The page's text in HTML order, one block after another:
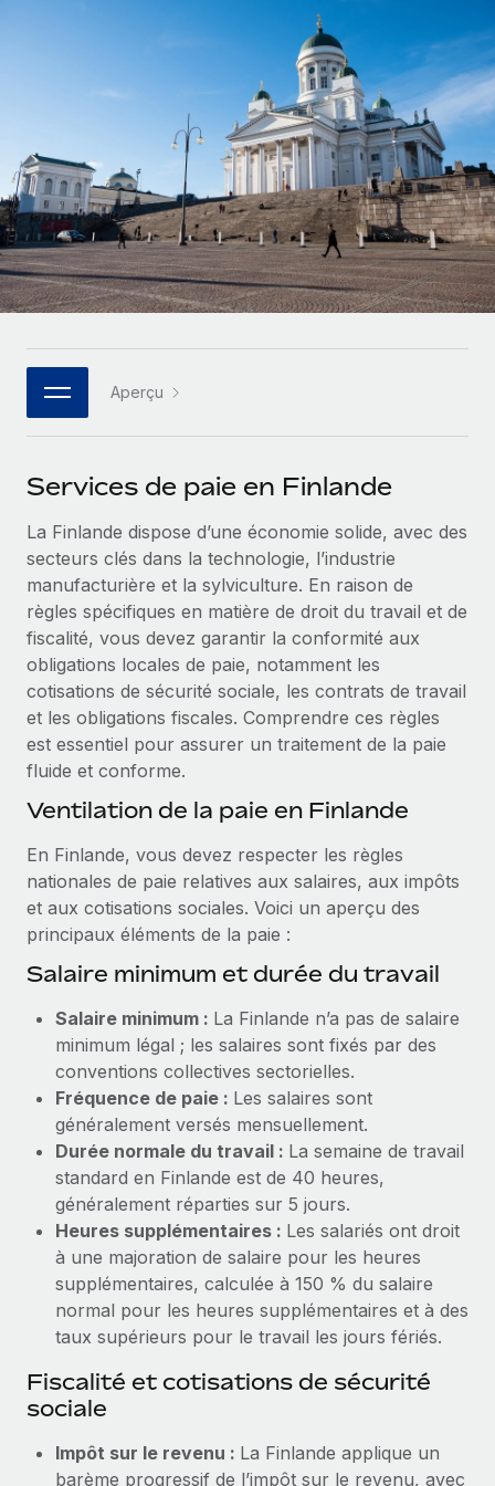
Intégrez et gérez vos freelances partout dans le monde
Sous-traitez les opérations complexes liées à l’emploi
INFRASTRUCTURE
Intégration Remote
Intégrez vos RH aux flux de travail en toute simplicité
Plateforme
Des fonctions RH clés intégrées pour votre équipe
Connectez n'importe quel outil d’IA à Remote grâce à
notre MCP
Rationalisez vos processus avec des outils essentiels
SERVICES
Demandez aux experts
Recevez des conseils d’experts sur les RH à
l’international et la conformité
Contrôles d’antécédents
Simplifiez vos processus de présélection des
candidats
Remote Watchtower
Gardez un temps d’avance sur les risques en
matière de conformité
Gestion des appareils
Achetez et suivez vos équipements informatiques
Création d’entité
Établissez des entités rapidement et en toute
conformité
Mobilité et déménagement international
Organisez facilement le déménagement de vos
employés
Avantages sociaux
Gérez facilement les avantages sociaux
Examinez notre service par rapport aux autres
Des solutions agiles et internationales pour les RH et la
paie des entreprises en pleine croissance
Entreprises intermédiaires
Développez vos équipes avec des solutions RH sur
mesure
Entreprise
Les RH à l’international pour les grandes entreprises
Partenaires stratégiques de la tech
Devenir partenaire
Explorez avec nous vos opportunités de partenariat
Remote Build
Conseil en intégrations et automatisations assistées par
ÉTUDES DE CAS
Calculateur de paiement des freelances
Découvrez les devises disponibles et les vitesses de
paiement pour vos freelances internationaux
APPRENDRE AVEC REMOTE
Recherche et guides
Études de cas
Checklists et modèles
Descriptions de postes
Salle de presse
Données sur les salaires et les talents
Centre de ressources
Obtenir de l’aide
Voir toutes les ressources
BLOG
EOR et PEO
Gestion des freelances
Taxes
Explorer le blog
BLOG
Mises à jour des produits de Remote :
freelances Plus
Remote a toujours pour mission d'aider les entreprises de
toute taille à embaucher, gérer et payer...
En savoir plus
Comment Phiture gère ses 55 employés
répartis dans 19 pays grâce à Remote
croissance mobile internationale, encourage les...
Deutsch
Español
Italiano
Português (Portugal)
日本語
한국어
Aperçu
Services de paie en Finlande
La Finlande dispose d’une économie solide, avec des
secteurs clés dans la technologie, l’industrie
manufacturière et la sylviculture. En raison de
règles spécifiques en matière de droit du travail et de
fiscalité, vous devez garantir la conformité aux
obligations locales de paie, notamment les
cotisations de sécurité sociale, les contrats de travail
et les obligations fiscales. Comprendre ces règles
est essentiel pour assurer un traitement de la paie
fluide et conforme.
Ventilation de la paie en Finlande
En Finlande, vous devez respecter les règles
nationales de paie relatives aux salaires, aux impôts
et aux cotisations sociales. Voici un aperçu des
principaux éléments de la paie :
Salaire minimum et durée du travail
Salaire minimum : La Finlande n’a pas de salaire
minimum légal ; les salaires sont fixés par des
conventions collectives sectorielles.
Fréquence de paie : Les salaires sont
généralement versés mensuellement.
Durée normale du travail : La semaine de travail
standard en Finlande est de 40 heures,
généralement réparties sur 5 jours.
Heures supplémentaires : Les salariés ont droit
à une majoration de salaire pour les heures
supplémentaires, calculée à 150 % du salaire
normal pour les heures supplémentaires et à des
taux supérieurs pour le travail les jours fériés.
Fiscalité et cotisations de sécurité
sociale
Impôt sur le revenu : La Finlande applique un
barème progressif de l’impôt sur le revenu, avec